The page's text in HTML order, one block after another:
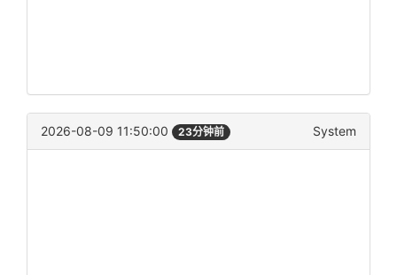
2026-08-09 11:50:00 23分钟前 System